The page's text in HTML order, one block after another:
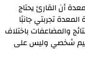
أن القارئ يحتاج
تجربتي جانبًا
والمضاعفات باختلاف
شخصي وليس على